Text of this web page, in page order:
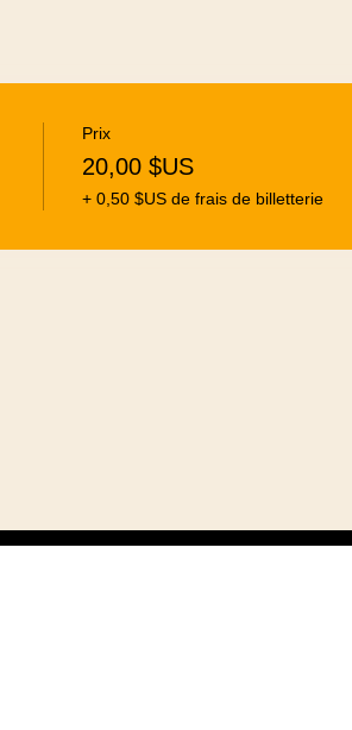
Prix
20,00 $US
+ 0,50 $US de frais de billetterie